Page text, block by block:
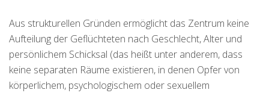
Aus strukturellen Gründen ermöglicht das Zentrum keine
Aufteilung der Geflüchteten nach Geschlecht, Alter und
persönlichem Schicksal (das heißt unter anderem, dass
keine separaten Räume existieren, in denen Opfer von
körperlichem, psychologischem oder sexuellem